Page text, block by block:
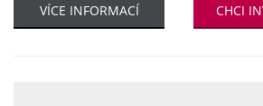
VÍCE INFORMACÍ CHCI